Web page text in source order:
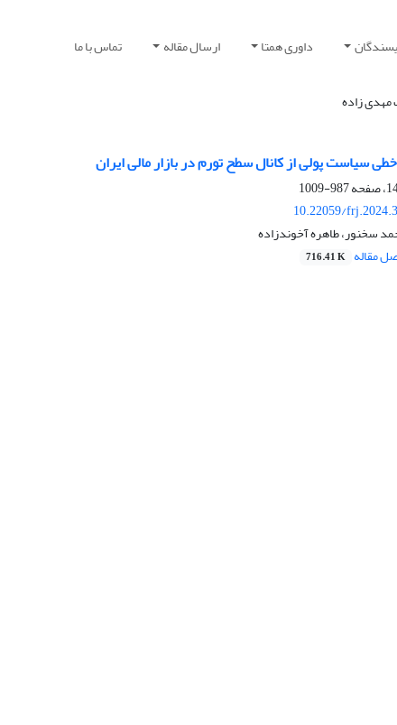
داوری همتا ارسال مقاله تماس با ما
زاده
سیاست پولی از کانال سطح تورم در بازار مالی ایران
987-1009
10.22059/
سخنور، طاهره آخوندزاده
مقاله 716.41 K